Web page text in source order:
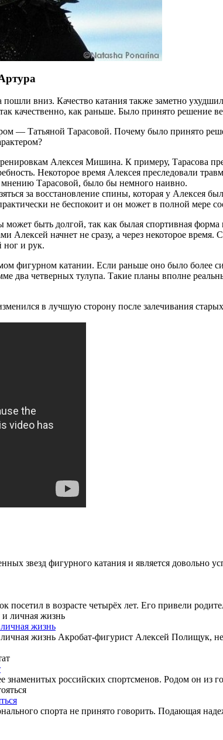
пошли вниз. Качество катания также заметно
качественно, как раньше. Было принято решение
— Татьяной Тарасовой. Почему было принято
Алексея Мишина. К примеру, Тарасова
Некоторое время Алексея преследовали
мнению Тарасовой, было бы немного наивно.
за восстановление спины, которая у Алексея
не беспокоит и он может в полной мере
быть долгой, так как былая спортивная форма
Алексей начнет не сразу, а через некоторое время.
ног и рук.
фигурном катании. Если раньше оно было более
два четверных тулупа. Такие планы вполне
в лучшую сторону после залечивания
звезд фигурного катания и является
в возрасте четырёх лет. Его привели
жизнь
жизнь Акробат-фигурист Алексей Полищук,
российских спортсменов. Родом он из
спорта не принято говорить. Подающая